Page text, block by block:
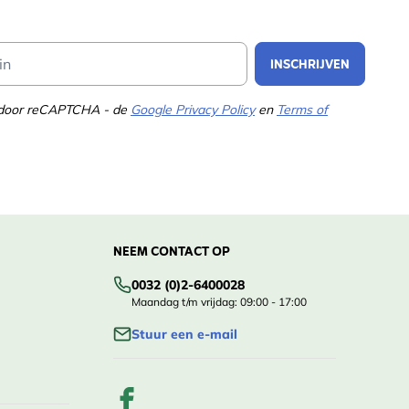
INSCHRIJVEN
reCAPTCHA - de Google Privacy Policyen Terms of
NEEM CONTACT OP
0032 (0)2-6400028
Maandag t/m vrijdag: 09:00 - 17:00
Stuur een e-mail